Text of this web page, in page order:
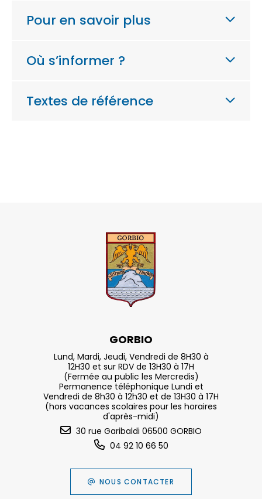
Pour en savoir plus
Où s’informer ?
Textes de référence
GORBIO
Lund, Mardi, Jeudi, Vendredi de 8H30 à
12H30 et sur RDV de 13H30 à 17H
(Fermée au public les Mercredis)
Permanence téléphonique Lundi et
Vendredi de 8h30 à 12h30 et de 13H30 à 17H
(hors vacances scolaires pour les horaires
d'après-midi)
30 rue Garibaldi 06500 GORBIO
04 92 10 66 50
NOUS CONTACTER